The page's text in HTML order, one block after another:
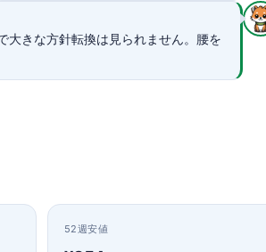
大きな方針転換は見られません。腰を
52週安値